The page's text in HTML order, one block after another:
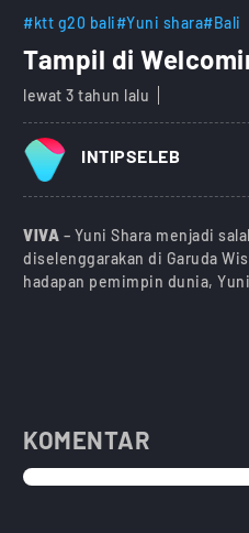
#ktt g20 bali#Yuni shara#Bali
Tampil di
lewat 3 tahun lalu
INTIPSELEB
VIVA – Yuni Shara menjadi
diselenggarakan di Garuda
hadapan pemimpin dunia,
KOMENTAR